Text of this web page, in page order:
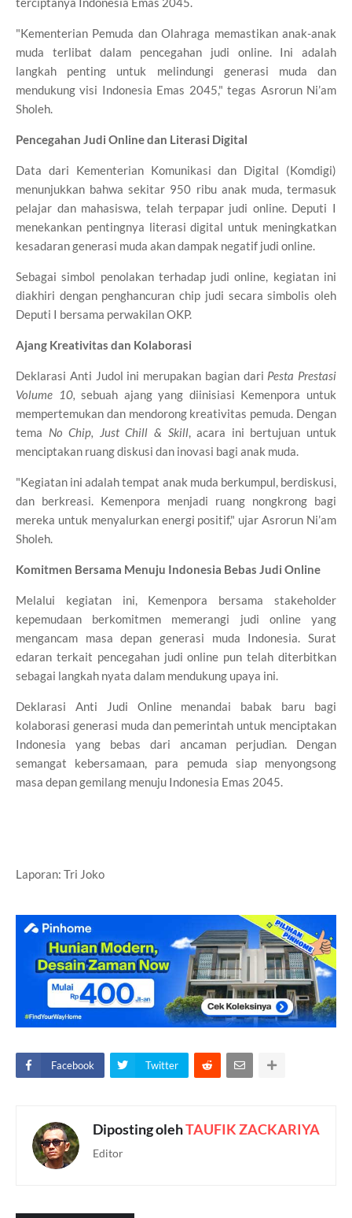
"Kementerian Pemuda dan Olahraga memastikan anak-anak
muda terlibat dalam pencegahan judi online. Ini adalah
langkah penting untuk melindungi generasi muda dan
mendukung visi Indonesia Emas 2045," tegas Asrorun Ni’am
Sholeh.
Pencegahan Judi Online dan Literasi Digital
Data dari Kementerian Komunikasi dan Digital (Komdigi)
menunjukkan bahwa sekitar 950 ribu anak muda, termasuk
pelajar dan mahasiswa, telah terpapar judi online. Deputi I
menekankan pentingnya literasi digital untuk meningkatkan
kesadaran generasi muda akan dampak negatif judi online.
Sebagai simbol penolakan terhadap judi online, kegiatan ini
diakhiri dengan penghancuran chip judi secara simbolis oleh
Deputi I bersama perwakilan OKP.
Ajang Kreativitas dan Kolaborasi
Deklarasi Anti Judol ini merupakan bagian dari Pesta Prestasi
Volume 10, sebuah ajang yang diinisiasi Kemenpora untuk
mempertemukan dan mendorong kreativitas pemuda. Dengan
tema No Chip, Just Chill & Skill, acara ini bertujuan untuk
menciptakan ruang diskusi dan inovasi bagi anak muda.
"Kegiatan ini adalah tempat anak muda berkumpul, berdiskusi,
dan berkreasi. Kemenpora menjadi ruang nongkrong bagi
mereka untuk menyalurkan energi positif," ujar Asrorun Ni’am
Sholeh.
Komitmen Bersama Menuju Indonesia Bebas Judi Online
Melalui kegiatan ini, Kemenpora bersama stakeholder
kepemudaan berkomitmen memerangi judi online yang
mengancam masa depan generasi muda Indonesia. Surat
edaran terkait pencegahan judi online pun telah diterbitkan
sebagai langkah nyata dalam mendukung upaya ini.
Deklarasi Anti Judi Online menandai babak baru bagi
kolaborasi generasi muda dan pemerintah untuk menciptakan
Indonesia yang bebas dari ancaman perjudian. Dengan
semangat kebersamaan, para pemuda siap menyongsong
masa depan gemilang menuju Indonesia Emas 2045.
Laporan: Tri Joko
Facebook Twitter
Diposting olehTAUFIK ZACKARIYA
Editor